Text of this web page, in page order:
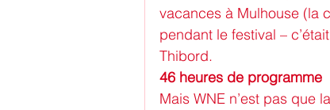
vacances à Mulhouse (la
pendant le festival –
Thibord.
46 heures de programme
Mais WNE n’est pas que